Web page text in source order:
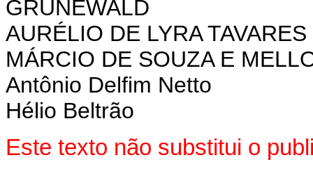
GRUNEWALD
AURÉLIO DE LYRA TAVARES
MÁRCIO DE SOUZA E
Antônio Delfim Netto
Hélio Beltrão
Este texto não substitui o